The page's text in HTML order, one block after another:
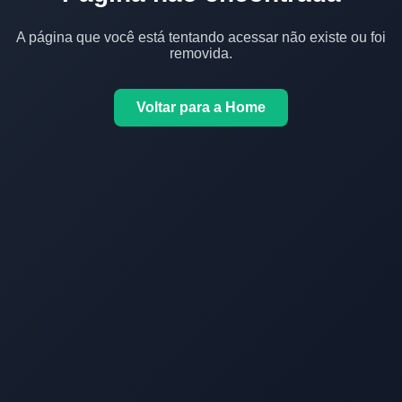
A página que você está tentando acessar não existe ou foi
removida.
Voltar para a Home